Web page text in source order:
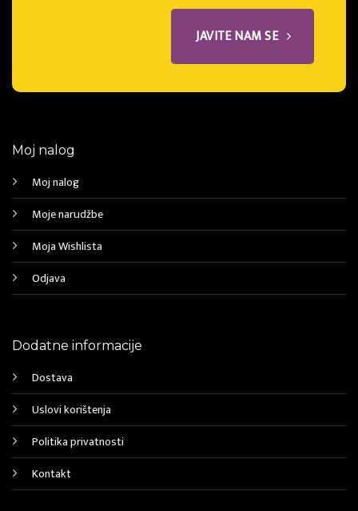
JAVITE NAM SE
Moj nalog
Moj nalog
Moje narudžbe
Moja Wishlista
Odjava
Dodatne informacije
Dostava
Uslovi korištenja
Politika privatnosti
Kontakt